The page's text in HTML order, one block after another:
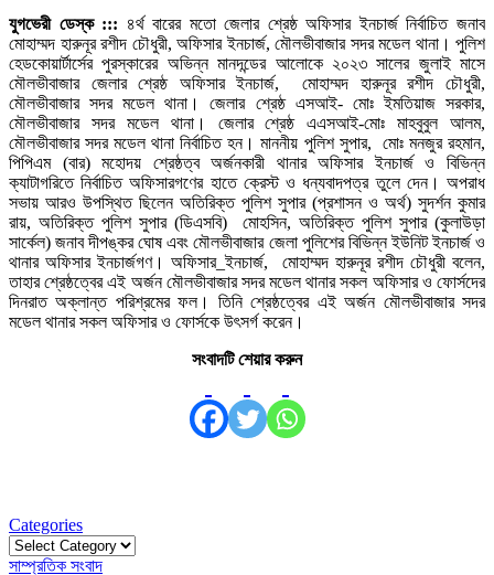
যুগভেরী ডেস্ক ::: ৪র্থ বারের মতো জেলার শ্রেষ্ঠ অফিসার ইনচার্জ নির্বাচিত জনাব
মোহাম্মদ হারুনূর রশীদ চৌধুরী, অফিসার ইনচার্জ, মৌলভীবাজার সদর মডেল থানা। পুলিশ
হেডকোয়ার্টার্সের পুরস্কারের অভিন্ন মানদন্ডের আলোকে ২০২৩ সালের জুলাই মাসে
মৌলভীবাজার জেলার শ্রেষ্ঠ অফিসার ইনচার্জ, মোহাম্মদ হারুনূর রশীদ চৌধুরী,
মৌলভীবাজার সদর মডেল থানা। জেলার শ্রেষ্ঠ এসআই- মোঃ ইমতিয়াজ সরকার,
মৌলভীবাজার সদর মডেল থানা। জেলার শ্রেষ্ঠ এএসআই-মোঃ মাহবুবুল আলম,
মৌলভীবাজার সদর মডেল থানা নির্বাচিত হন। মাননীয় পুলিশ সুপার, মোঃ মনজুর রহমান,
পিপিএম (বার) মহোদয় শ্রেষ্ঠত্ব অর্জনকারী থানার অফিসার ইনচার্জ ও বিভিন্ন
ক্যাটাগরিতে নির্বাচিত অফিসারগণের হাতে ক্রেস্ট ও ধন্যবাদপত্র তুলে দেন। অপরাধ
সভায় আরও উপস্থিত ছিলেন অতিরিক্ত পুলিশ সুপার (প্রশাসন ও অর্থ) সুদর্শন কুমার
রায়, অতিরিক্ত পুলিশ সুপার (ডিএসবি) মোহসিন, অতিরিক্ত পুলিশ সুপার (কুলাউড়া
সার্কেল) জনাব দীপঙ্কর ঘোষ এবং মৌলভীবাজার জেলা পুলিশের বিভিন্ন ইউনিট ইনচার্জ ও
থানার অফিসার ইনচার্জগণ। অফিসার_ইনচার্জ, মোহাম্মদ হারুনূর রশীদ চৌধুরী বলেন,
তাহার শ্রেষ্ঠত্বের এই অর্জন মৌলভীবাজার সদর মডেল থানার সকল অফিসার ও ফোর্সদের
দিনরাত অক্লান্ত পরিশ্রমের ফল। তিনি শ্রেষ্ঠত্বের এই অর্জন মৌলভীবাজার সদর
মডেল থানার সকল অফিসার ও ফোর্সকে উৎসর্গ করেন।
সংবাদটি শেয়ার করুন
Categories
Categories
সাম্প্রতিক সংবাদ